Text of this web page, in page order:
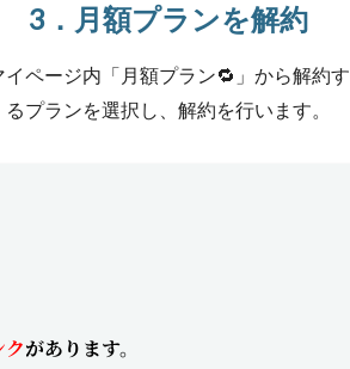
3．月額プランを解約
イページ内「月額プラン🔁」から解約す
るプランを選択し、解約を行います。
があります。